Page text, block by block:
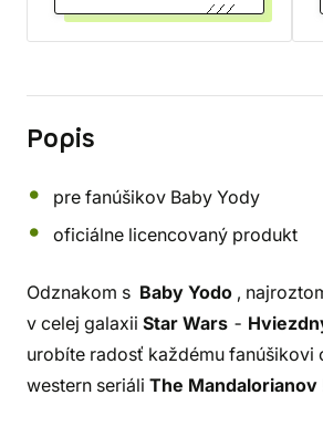
Popis
pre fanúšikov Baby Yody
oficiálne licencovaný produkt
Odznakom s Baby Yodo ,
v celej galaxii Star Wars -
urobíte radosť každému
western seriáli The Mandalorianov